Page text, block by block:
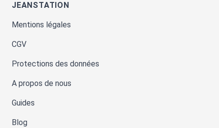
JEANSTATION
Mentions légales
CGV
Protections des données
A propos de nous
Guides
Blog